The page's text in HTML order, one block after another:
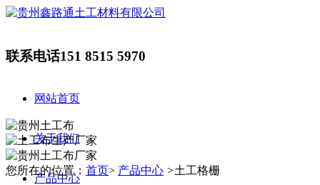
联系电话151 8515 5970
网站首页
关于我们
产品中心
您所在的位置： 首页> 产品中心 >土工格栅